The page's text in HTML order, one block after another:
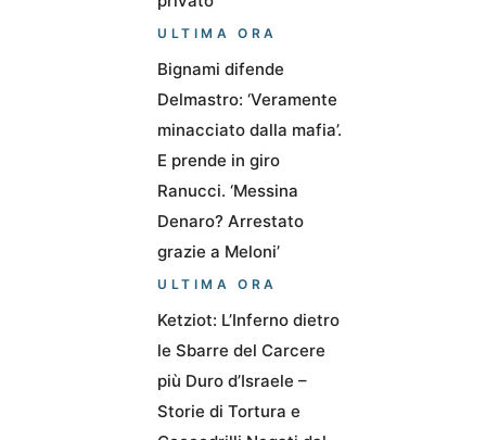
ULTIMA ORA
Bignami difende
Delmastro: ‘Veramente
minacciato dalla mafia’.
E prende in giro
Ranucci. ‘Messina
Denaro? Arrestato
grazie a Meloni’
ULTIMA ORA
Ketziot: L’Inferno dietro
le Sbarre del Carcere
più Duro d’Israele –
Storie di Tortura e